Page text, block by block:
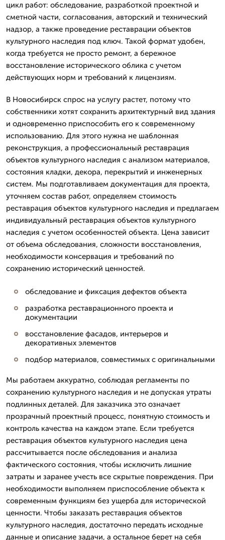
цикл работ: обследование, разработкой проектной и
сметной части, согласования, авторский и технический
надзор, а также проведение реставрации объектов
культурного наследия под ключ. Такой формат удобен,
когда требуется не просто ремонт, а бережное
восстановление исторического облика с учетом
действующих норм и требований к лицензиям.
В Новосибирск спрос на услугу растет, потому что
собственники хотят сохранить архитектурный вид здания
и одновременно приспособить его к современному
использованию. Для этого нужна не шаблонная
реконструкция, а профессиональный реставрация
объектов культурного наследия с анализом материалов,
состояния кладки, декора, перекрытий и инженерных
систем. Мы подготавливаем документация для проекта,
уточняем состав работ, определяем стоимость
реставрация объектов культурного наследия и предлагаем
индивидуальный реставрация объектов культурного
наследия с учетом особенностей объекта. Цена зависит
от объема обследования, сложности восстановления,
необходимости консервация и требований по
сохранению исторический ценностей.
обследование и фиксация дефектов объекта
разработка реставрационного проекта и
документации
восстановление фасадов, интерьеров и
декоративных элементов
подбор материалов, совместимых с оригинальными
Мы работаем аккуратно, соблюдая регламенты по
сохранению культурного наследия и не допуская утраты
подлинных деталей. Для заказчика это означает
прозрачный проектный процесс, понятную стоимость и
контроль качества на каждом этапе. Если требуется
реставрация объектов культурного наследия цена
рассчитывается после обследования и анализа
фактического состояния, чтобы исключить лишние
затраты и заранее учесть все скрытые повреждения. При
необходимости выполняем приспособление объекта к
современным функциям без ущерба для исторической
ценности. Чтобы заказать реставрация объектов
культурного наследия, достаточно передать исходные
данные и описание задачи, а остальное берет на себя